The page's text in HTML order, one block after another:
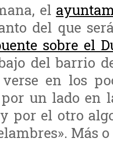
el
del que
sobre el
del barrio
verse en los
un lado en
por el otro
Más